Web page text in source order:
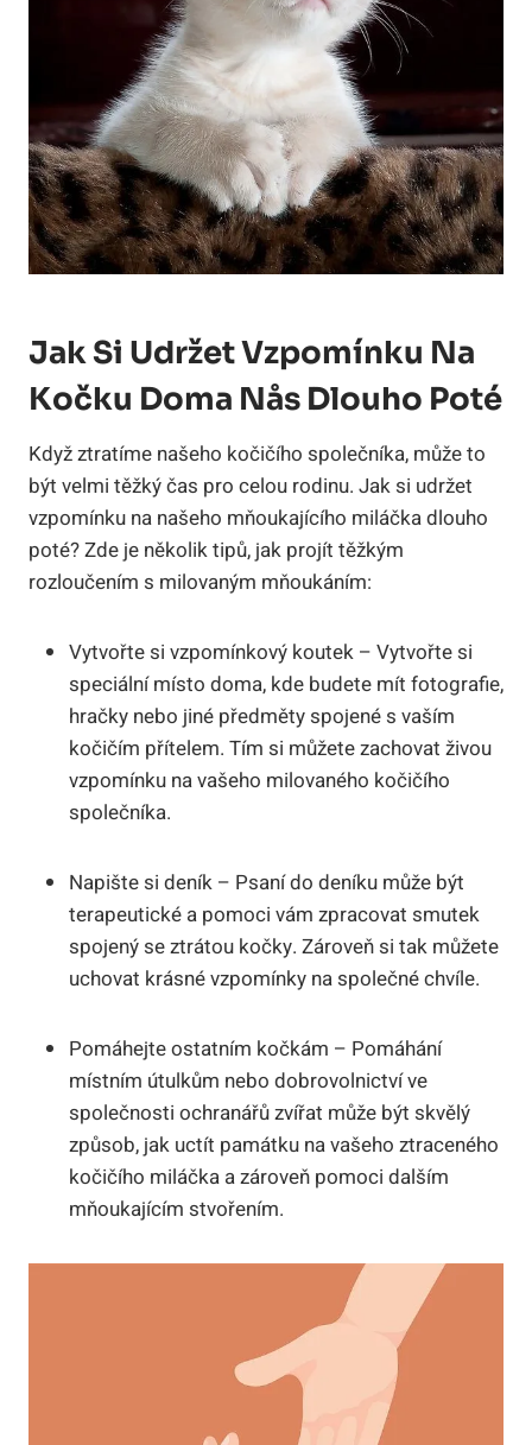
Jak Si Udržet Vzpomínku Na
Kočku Doma Nås Dlouho Poté
Když ztratíme našeho kočičího společníka, může to
být velmi těžký čas pro celou rodinu. Jak si udržet
vzpomínku na našeho mňoukajícího miláčka dlouho
poté? Zde je několik tipů, jak projít těžkým
rozloučením s milovaným mňoukáním:
Vytvořte si vzpomínkový koutek – Vytvořte si
speciální místo doma, kde budete mít fotografie,
hračky nebo jiné předměty spojené s vaším
kočičím přítelem. Tím si můžete zachovat živou
vzpomínku na vašeho milovaného kočičího
společníka.
Napište si deník – Psaní do deníku může být
terapeutické a pomoci vám zpracovat smutek
spojený se ztrátou kočky. Zároveň si tak můžete
uchovat krásné vzpomínky na společné chvíle.
Pomáhejte ostatním kočkám – Pomáhání
místním útulkům nebo dobrovolnictví ve
společnosti ochranářů zvířat může být skvělý
způsob, jak uctít památku na vašeho ztraceného
kočičího miláčka a zároveň pomoci dalším
mňoukajícím stvořením.